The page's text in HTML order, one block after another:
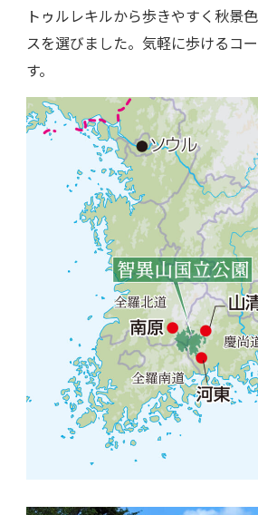
トゥルレキルから歩きやすく秋景
スを選びました。気軽に歩けるコ
す。